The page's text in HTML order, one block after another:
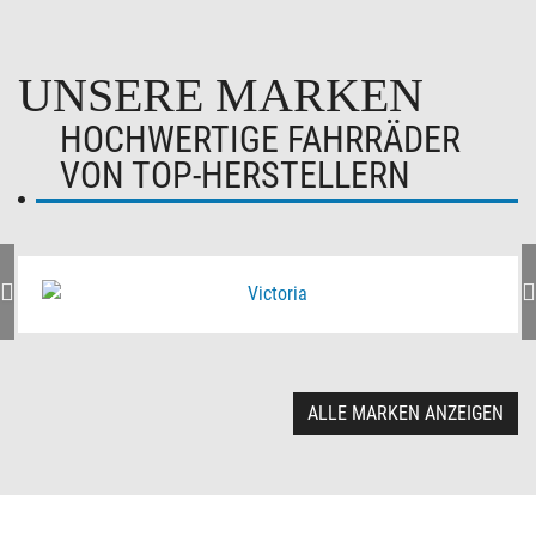
UNSERE MARKEN
HOCHWERTIGE FAHRRÄDER
VON TOP-HERSTELLERN
ALLE MARKEN ANZEIGEN